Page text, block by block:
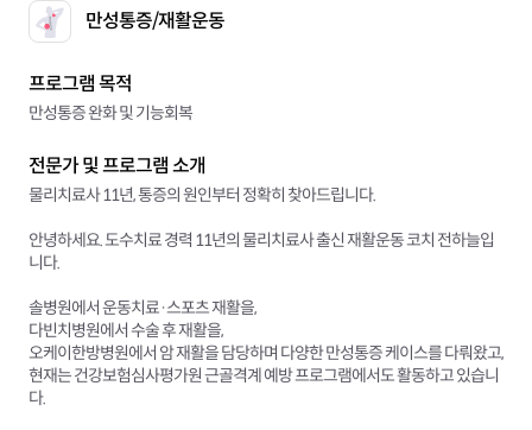
만성통증/재활운동
프로그램 목적
만성통증 완화 및 기능회복
전문가 및 프로그램 소개
물리치료사 11년, 통증의 원인부터 정확히 찾아드립니다.
안녕하세요. 도수치료 경력 11년의 물리치료사 출신 재활운동 코치 전하늘입
니다.
솔병원에서 운동치료·스포츠 재활을,
다빈치병원에서 수술 후 재활을,
오케이한방병원에서 암 재활을 담당하며 다양한 만성통증 케이스를 다뤄왔고,
현재는 건강보험심사평가원 근골격계 예방 프로그램에서도 활동하고 있습니
다.